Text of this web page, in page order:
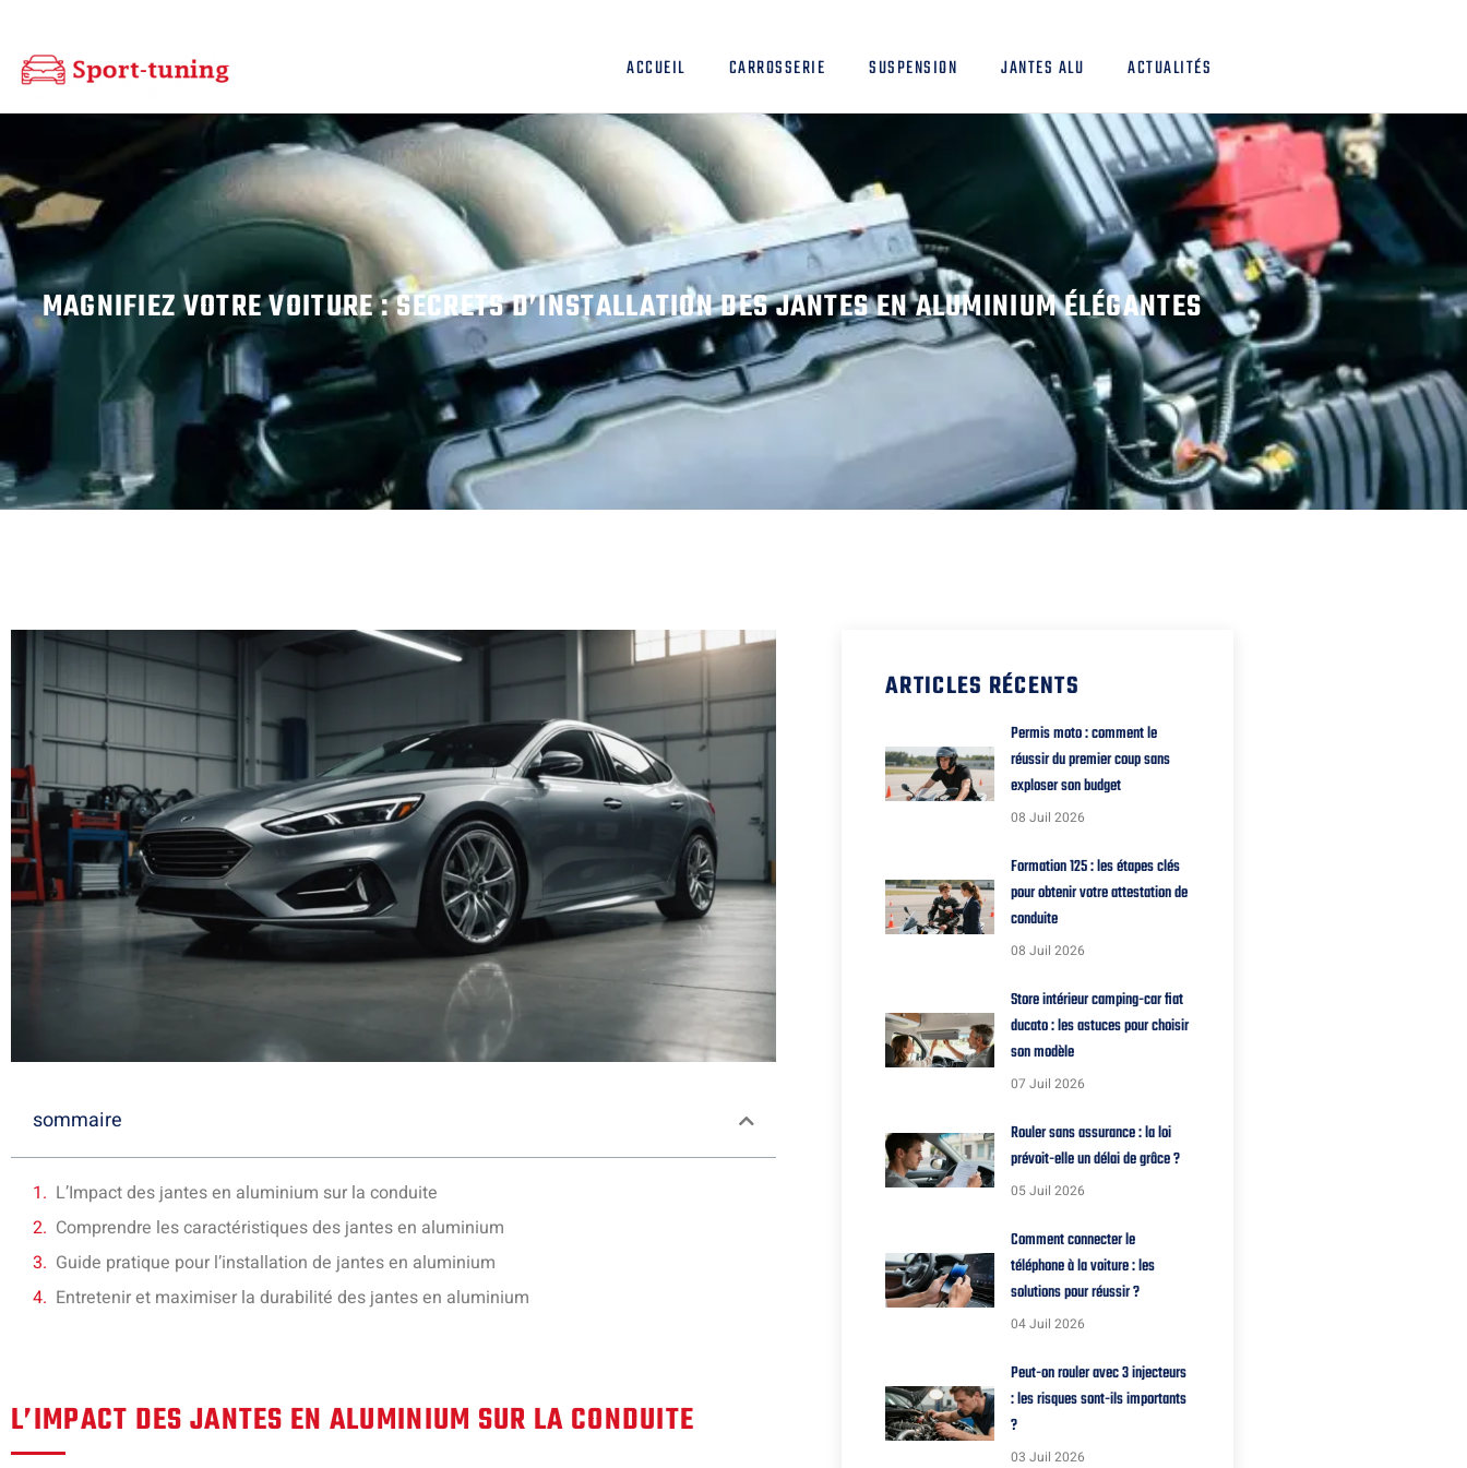
ACCUEIL CARROSSERIE SUSPENSION JANTES ALU ACTUALITÉS
MAGNIFIEZ VOTRE VOITURE : SECRETS D’INSTALLATION DES JANTES EN ALUMINIUM ÉLÉGANTES
sommaire
L’Impact des jantes en aluminium sur la conduite
Comprendre les caractéristiques des jantes en aluminium
Guide pratique pour l’installation de jantes en aluminium
Entretenir et maximiser la durabilité des jantes en aluminium
L’IMPACT DES JANTES EN ALUMINIUM SUR LA CONDUITE
ARTICLES RÉCENTS
Permis moto : comment le
réussir du premier coup sans
exploser son budget
08 Juil 2026
Formation 125 : les étapes clés
pour obtenir votre attestation de
conduite
08 Juil 2026
Store intérieur camping-car fiat
ducato : les astuces pour choisir
son modèle
07 Juil 2026
Rouler sans assurance : la loi
prévoit-elle un délai de grâce ?
05 Juil 2026
Comment connecter le
téléphone à la voiture : les
solutions pour réussir ?
04 Juil 2026
Peut-on rouler avec 3 injecteurs
: les risques sont-ils importants
?
03 Juil 2026